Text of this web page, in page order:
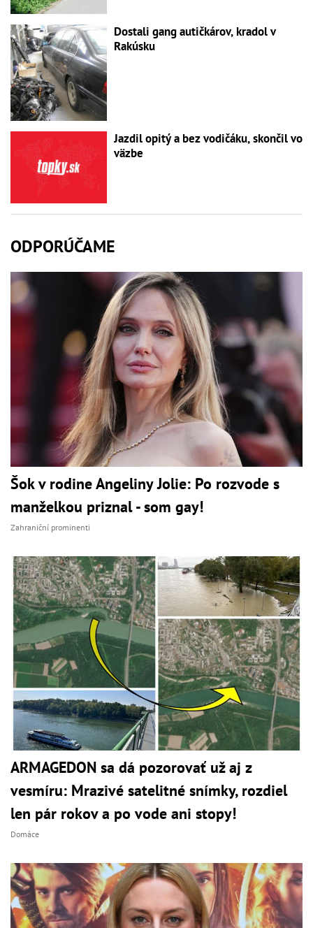
Dostali gang autičkárov, kradol v
Rakúsku
Jazdil opitý a bez vodičáku, skončil vo
väzbe
ODPORÚČAME
Šok v rodine Angeliny Jolie: Po rozvode s
manželkou priznal - som gay!
Zahraniční prominenti
ARMAGEDON sa dá pozorovať už aj z
vesmíru: Mrazivé satelitné snímky, rozdiel
len pár rokov a po vode ani stopy!
Domáce